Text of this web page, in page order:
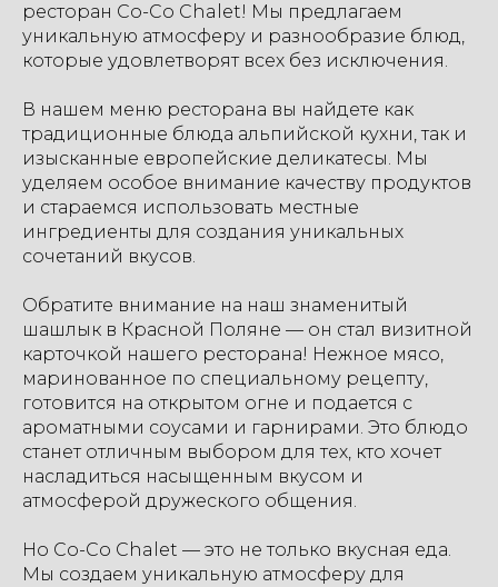
ресторан Со-Со Chalet! Мы предлагаем
уникальную атмосферу и разнообразие блюд,
которые удовлетворят всех без исключения.
В нашем меню ресторана вы найдете как
традиционные блюда альпийской кухни, так и
изысканные европейские деликатесы. Мы
уделяем особое внимание качеству продуктов
и стараемся использовать местные
ингредиенты для создания уникальных
сочетаний вкусов.
Обратите внимание на наш знаменитый
шашлык в Красной Поляне — он стал визитной
карточкой нашего ресторана! Нежное мясо,
маринованное по специальному рецепту,
готовится на открытом огне и подается с
ароматными соусами и гарнирами. Это блюдо
станет отличным выбором для тех, кто хочет
насладиться насыщенным вкусом и
атмосферой дружеского общения.
Но Со-Со Chalet — это не только вкусная еда.
Мы создаем уникальную атмосферу для